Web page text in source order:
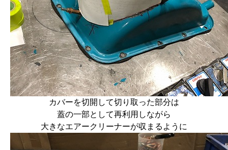
カバーを切開して切り取った部分は
蓋の一部として再利用しながら
大きなエアークリーナーが収まるように